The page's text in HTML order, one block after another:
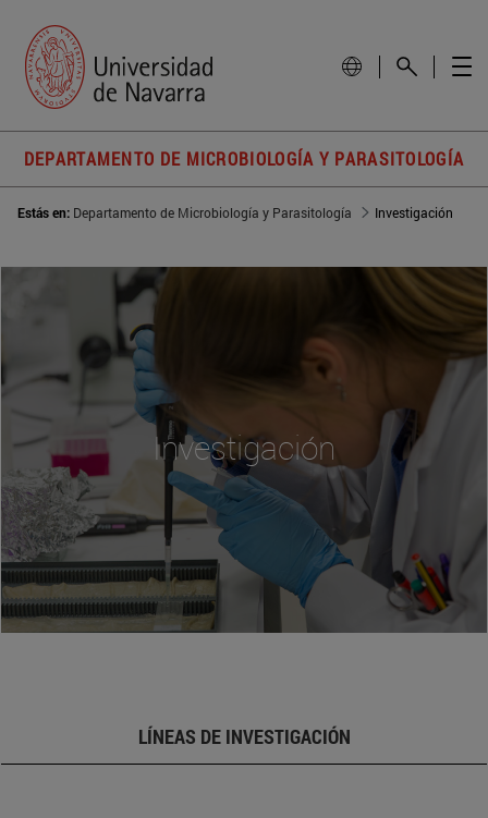
DEPARTAMENTO DE MICROBIOLOGÍA Y PARASITOLOGÍA
Estás en: Departamento de Microbiología y Parasitología Investigación
Investigación
LÍNEAS DE INVESTIGACIÓN